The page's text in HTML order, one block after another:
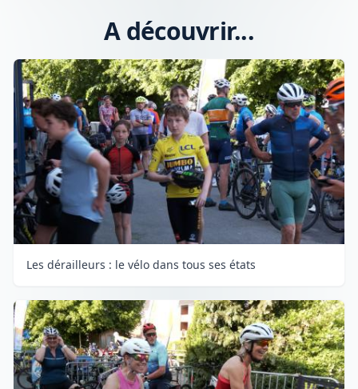
A découvrir...
Les dérailleurs : le vélo dans tous ses états